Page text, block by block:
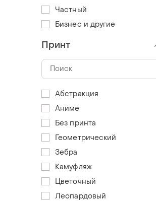
Частный
Бизнес и другие
Принт
Абстракция
Аниме
Без принта
Геометрический
Зебра
Камуфляж
Цветочный
Леопардовый